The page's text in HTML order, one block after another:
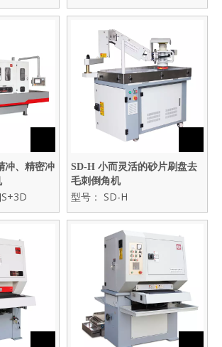
冲、精密冲
SD-H 小而灵活的砂片刷盘去
毛刺倒角机
型号： SD-H